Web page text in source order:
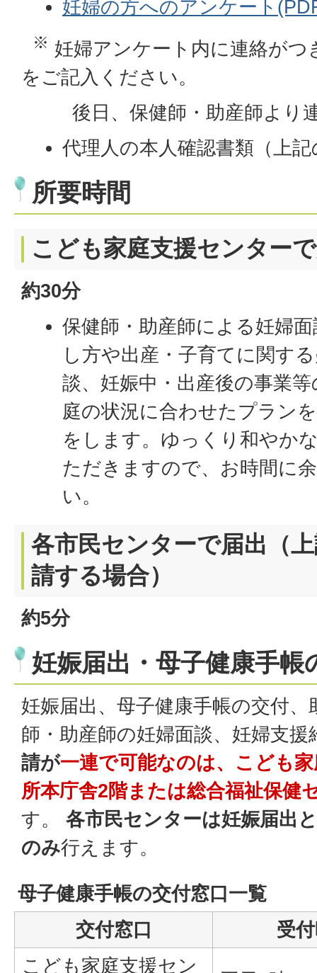
妊婦の方へのアンケート
※ 妊婦アンケート内に連絡がつ
をご記入ください。
後日、保健師・助産師より
代理人の本人確認書類（上
所要時間
こども家庭支援センター
約30分
保健師・助産師による妊婦
し方や出産・子育てに関す
談、妊娠中・出産後の事業
庭の状況に合わせたプラン
をします。ゆっくり和やか
ただきますので、お時間に
い。
各市民センターで届出（
請する場合）
約5分
妊娠届出・母子健康手帳
妊娠届出、母子健康手帳の交付、
師・助産師の妊婦面談、妊婦支援
請が一連で可能なのは、こども
所本庁舎2階または総合福祉保健
す。 各市民センターは妊娠届出
のみ行えます。
母子健康手帳の交付窓口一覧
交付窓口
受
こども家庭支援セン